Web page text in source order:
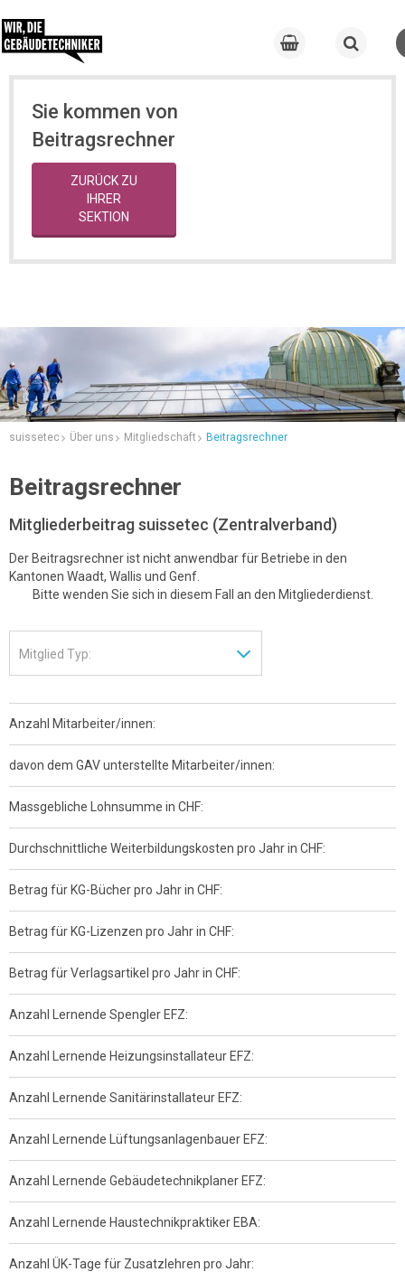
Sie kommen von
Beitragsrechner
ZURÜCK ZU
IHRER
SEKTION
suissetec Über uns Mitgliedschaft Beitragsrechner
Beitragsrechner
Mitgliederbeitrag suissetec (Zentralverband)
Der Beitragsrechner ist nicht anwendbar für Betriebe in den
Kantonen Waadt, Wallis und Genf.
Bitte wenden Sie sich in diesem Fall an den Mitgliederdienst.
Anzahl Mitarbeiter/innen:
davon dem GAV unterstellte Mitarbeiter/innen:
Massgebliche Lohnsumme in CHF:
Durchschnittliche Weiterbildungskosten pro Jahr in CHF:
Betrag für KG-Bücher pro Jahr in CHF:
Betrag für KG-Lizenzen pro Jahr in CHF:
Betrag für Verlagsartikel pro Jahr in CHF:
Anzahl Lernende Spengler EFZ:
Anzahl Lernende Heizungsinstallateur EFZ:
Anzahl Lernende Sanitärinstallateur EFZ:
Anzahl Lernende Lüftungsanlagenbauer EFZ:
Anzahl Lernende Gebäudetechnikplaner EFZ:
Anzahl Lernende Haustechnikpraktiker EBA:
Anzahl ÜK-Tage für Zusatzlehren pro Jahr: